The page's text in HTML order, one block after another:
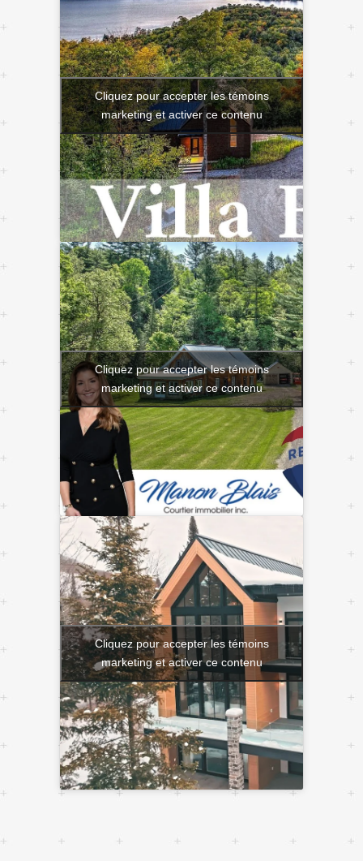
Cliquez pour accepter les témoins
marketing et activer ce contenu
Cliquez pour accepter les témoins
marketing et activer ce contenu
Cliquez pour accepter les témoins
marketing et activer ce contenu